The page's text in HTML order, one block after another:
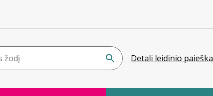
Detali leidinio paieška